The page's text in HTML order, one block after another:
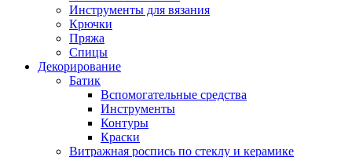
Инструменты для вязания
Крючки
Пряжа
Спицы
Декорирование
Батик
Вспомогательные средства
Инструменты
Контуры
Краски
Витражная роспись по стеклу и керамике